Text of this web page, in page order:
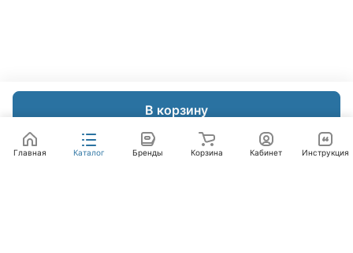
В корзину
Главная Каталог Бренды Корзина Кабинет Инструкция